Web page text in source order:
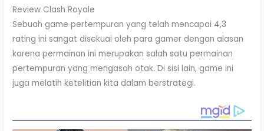
Review Clash Royale
Sebuah game pertempuran yang telah mencapai 4,3
rating ini sangat disekuai oleh para gamer dengan alasan
karena permainan ini merupakan salah satu permainan
pertempuran yang mengasah otak. Di sisi lain, game ini
juga melatih ketelitian kita dalam berstrategi.